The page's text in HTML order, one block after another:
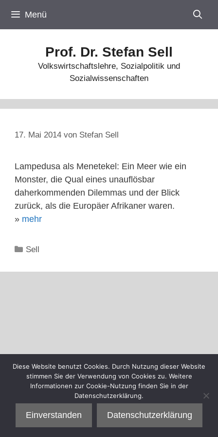
Inhalt
springen
Menü
Prof. Dr. Stefan Sell
Volkswirtschaftslehre, Sozialpolitik und
Sozialwissenschaften
17. Mai 2014 von Stefan Sell
Lampedusa als Menetekel: Ein Meer wie ein
Monster, die Qual eines unauflösbar
daherkommenden Dilemmas und der Blick
zurück, als die Europäer Afrikaner waren.
» mehr
Kategorien
Sell
Diese Website benutzt Cookies. Durch Nutzung dieser Website
stimmen Sie der Verwendung von Cookies zu. Weitere
Informationen zur Cookie-Nutzung finden Sie in der
Datenschutzerklärung.
Einverstanden Datenschutzerklärung